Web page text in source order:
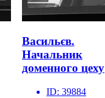
Васильєв.
Начальник
доменного цеху
ID: 39884